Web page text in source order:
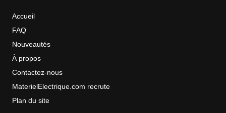
Accueil
FAQ
Nouveautés
À propos
Contactez-nous
MaterielElectrique.com recrute
Plan du site